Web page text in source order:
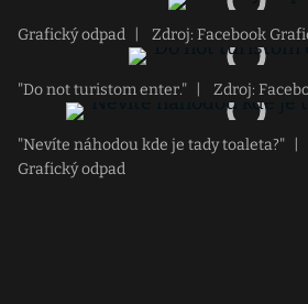
Grafický odpad Zdroj: Facebook
"Do not turistom enter." Zdroj:
"Nevíte náhodou kde je tady toaleta?"
Grafický odpad